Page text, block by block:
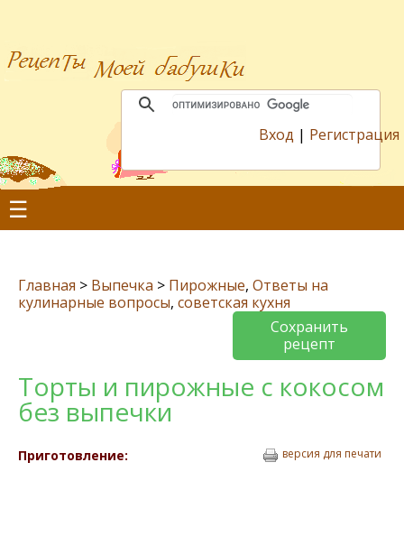
Вход | Регистрация
☰
Главная > Выпечка > Пирожные, Ответы на
кулинарные вопросы, советская кухня
Сохранить
рецепт
Торты и пирожные с кокосом
без выпечки
Приготовление: версия для печати